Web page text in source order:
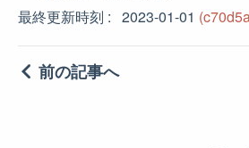
最終更新時刻
2023-01-01
前の記事へ